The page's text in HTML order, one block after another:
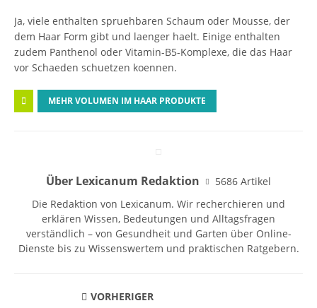
Ja, viele enthalten spruehbaren Schaum oder Mousse, der
dem Haar Form gibt und laenger haelt. Einige enthalten
zudem Panthenol oder Vitamin-B5-Komplexe, die das Haar
vor Schaeden schuetzen koennen.
MEHR VOLUMEN IM HAAR PRODUKTE
Über Lexicanum Redaktion
5686 Artikel
Die Redaktion von Lexicanum. Wir recherchieren und
erklären Wissen, Bedeutungen und Alltagsfragen
verständlich – von Gesundheit und Garten über Online-
Dienste bis zu Wissenswertem und praktischen Ratgebern.
VORHERIGER